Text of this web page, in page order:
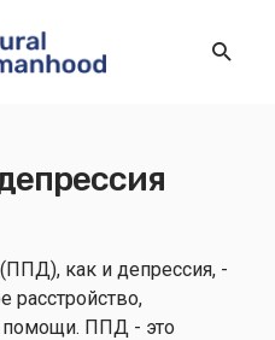
как и депрессия, -
расстройство,
ППД - это